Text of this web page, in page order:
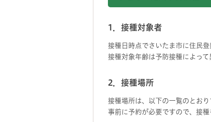
1．接種対象者
接種日時点でさいたま市に住民登
接種対象年齢は予防接種によって
2．接種場所
接種場所は、以下の一覧のとおり
事前に予約が必要ですので、接